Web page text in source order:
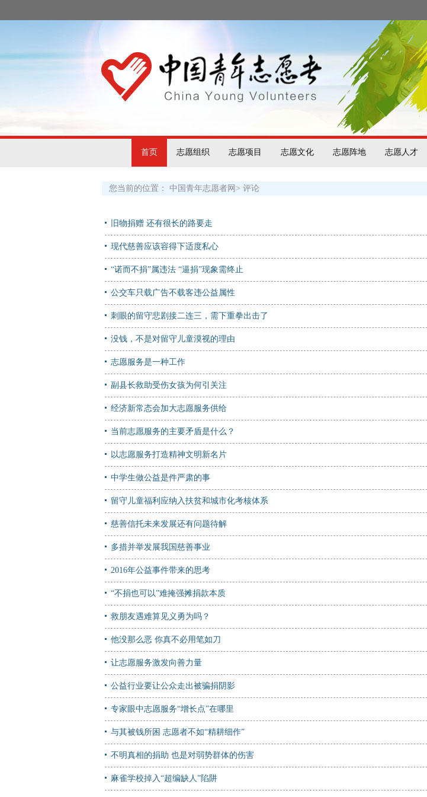
首页 志愿组织 志愿项目 志愿文化 志愿阵地 志愿人才
您当前的位置： 中国青年志愿者网 > 评论
旧物捐赠 还有很长的路要走
现代慈善应该容得下适度私心
“诺而不捐”属违法 “逼捐”现象需终止
公交车只载广告不载客违公益属性
刺眼的留守悲剧接二连三，需下重拳出击了
没钱，不是对留守儿童漠视的理由
志愿服务是一种工作
副县长救助受伤女孩为何引关注
经济新常态会加大志愿服务供给
当前志愿服务的主要矛盾是什么？
以志愿服务打造精神文明新名片
中学生做公益是件严肃的事
留守儿童福利应纳入扶贫和城市化考核体系
慈善信托未来发展还有问题待解
多措并举发展我国慈善事业
2016年公益事件带来的思考
“不捐也可以”难掩强摊捐款本质
救朋友遇难算见义勇为吗？
他没那么恶 你真不必用笔如刀
让志愿服务激发向善力量
公益行业要让公众走出被骗捐阴影
专家眼中志愿服务“增长点”在哪里
与其被钱所困 志愿者不如“精耕细作”
不明真相的捐助 也是对弱势群体的伤害
麻雀学校掉入“超编缺人”陷阱